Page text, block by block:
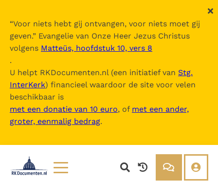
“Voor niets hebt gij ontvangen, voor niets moet gij
geven.” Evangelie van Onze Heer Jezus Christus
volgens Matteüs, hoofdstuk 10, vers 8
.
U helpt RKDocumenten.nl (een initiatief van Stg.
InterKerk) financieel waardoor de site voor velen
beschikbaar is
met een donatie van 10 euro, of met een ander,
groter, eenmalig bedrag.
De Bijbel
Inhoudsopgave
uitklappen
- Oude Testament
- Exodus
- Numeri
- Deuteronomium